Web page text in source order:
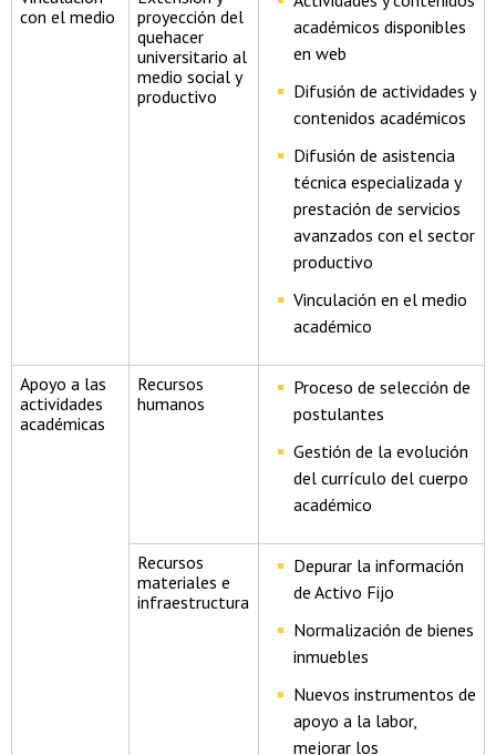
con el medio
proyección del
quehacer
universitario al
medio social y
productivo
académicos disponibles
en web
Difusión de actividades y
contenidos académicos
Difusión de asistencia
técnica especializada y
prestación de servicios
avanzados con el sector
productivo
Vinculación en el medio
académico
Apoyo a las
actividades
académicas
Recursos
humanos
Proceso de selección de
postulantes
Gestión de la evolución
del currículo del cuerpo
académico
Recursos
materiales e
infraestructura
Depurar la información
de Activo Fijo
Normalización de bienes
inmuebles
Nuevos instrumentos de
apoyo a la labor,
mejorar los